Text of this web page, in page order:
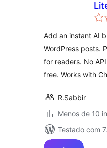
Add an instant AI
WordPress posts.
for readers. No
free. Works with
R.Sabbir
Menos de 10
Testado com